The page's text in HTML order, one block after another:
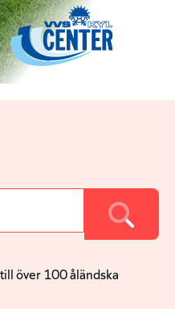
över 100 åländska